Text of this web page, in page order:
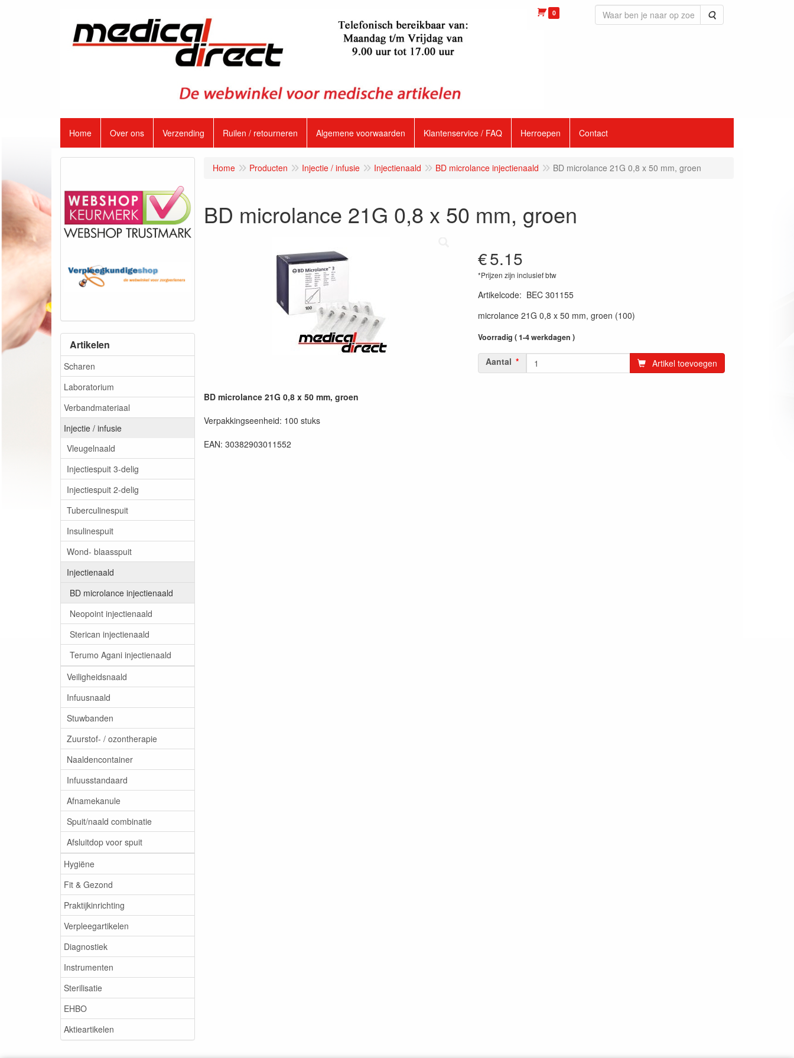
0 Zoeken
Home Over ons Verzending Ruilen / retourneren Algemene voorwaarden Klantenservice / FAQ Herroepen Contact
Artikelen
Scharen
Laboratorium
Verbandmateriaal
Injectie / infusie
Vleugelnaald
Injectiespuit 3-delig
Injectiespuit 2-delig
Tuberculinespuit
Insulinespuit
Wond- blaasspuit
Injectienaald
BD microlance injectienaald
Neopoint injectienaald
Sterican injectienaald
Terumo Agani injectienaald
Veiligheidsnaald
Infuusnaald
Stuwbanden
Zuurstof- / ozontherapie
Naaldencontainer
Infuusstandaard
Afnamekanule
Spuit/naald combinatie
Afsluitdop voor spuit
Hygiëne
Fit & Gezond
Praktijkinrichting
Verpleegartikelen
Diagnostiek
Instrumenten
Sterilisatie
EHBO
Aktieartikelen
Home Producten Injectie / infusie Injectienaald BD microlance injectienaald BD microlance 21G 0,8 x 50 mm, groen
BD microlance 21G 0,8 x 50 mm, groen
€5.15
*Prijzen zijn inclusief btw
Artikelcode: BEC 301155
microlance 21G 0,8 x 50 mm, groen (100)
Voorradig ( 1-4 werkdagen )
Aantal Artikel toevoegen
BD microlance 21G 0,8 x 50 mm, groen
Verpakkingseenheid: 100 stuks
EAN: 30382903011552